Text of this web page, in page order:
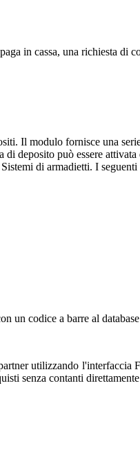
in cassa, una richiesta
Il modulo fornisce una
deposito può essere
di armadietti. I seguenti
un codice a barre al
utilizzando
senza contanti